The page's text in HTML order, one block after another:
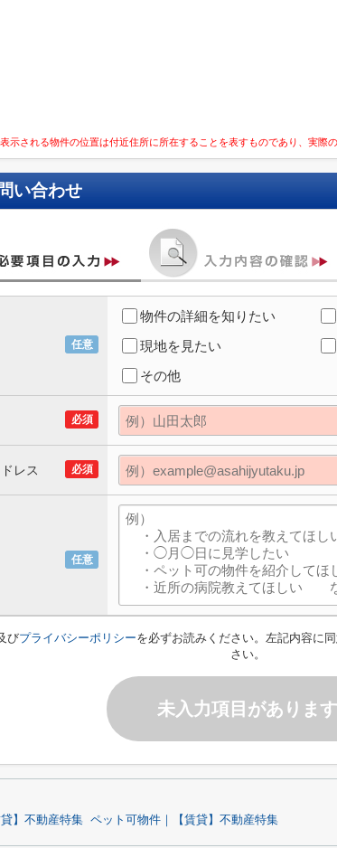
示される物件の位置は付近住所に所在することを表すものであり、実際
い合わせ
任意
物件の詳細を知りたい
現地を見たい
その他
必須
必須
レス
任意
びプライバシーポリシーを必ずお読みください。左記内容に
さい。
未入力項目があります
】不動産特集 ペット可物件｜【賃貸】不動産特集